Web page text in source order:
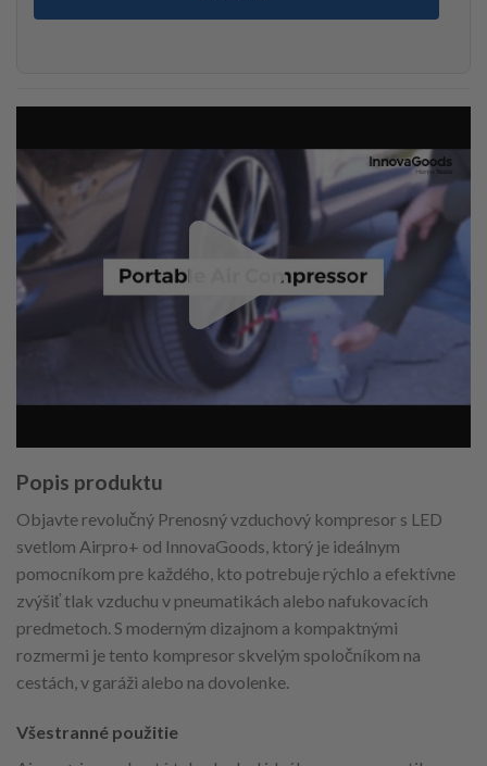
Popis produktu
Objavte revolučný Prenosný vzduchový kompresor s LED
svetlom Airpro+ od InnovaGoods, ktorý je ideálnym
pomocníkom pre každého, kto potrebuje rýchlo a efektívne
zvýšiť tlak vzduchu v pneumatikách alebo nafukovacích
predmetoch. S moderným dizajnom a kompaktnými
rozmermi je tento kompresor skvelým spoločníkom na
cestách, v garáži alebo na dovolenke.
Všestranné použitie